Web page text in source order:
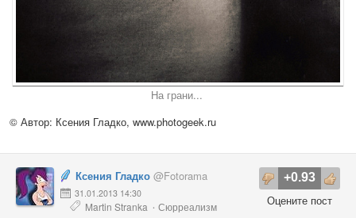
На грани...
© Автор: Ксения Гладко, www.photogeek.ru
+0.93
Оцените пост
Ксения Гладко @Fotorama
31.01.2013 14:30
Martin Stranka · Сюрреализм